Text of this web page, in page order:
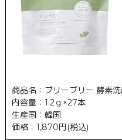
商品名：ブリーブリー 酵素
内容量：1.2ｇ×27本
生産国：韓国
価格：1,870円(税込)